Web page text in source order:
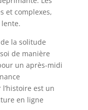
et complexes,
la solitude
de manière
un après-midi
est un
en ligne